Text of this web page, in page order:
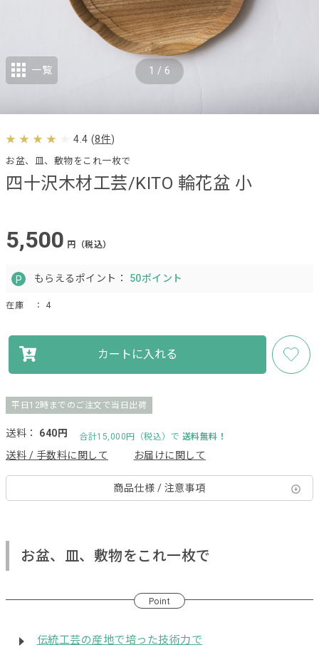
四十沢木材工芸/KITO 輪花盆 小
お盆、皿、敷物をこれ一枚で
4.4 (8件)
5,500 円（税込）
もらえるポイント： 50ポイント
在庫 ： 4
カートに入れる
平日12時までのご注文で当日出荷
送料： 640円 合計15,000円（税込）で 送料無料！
送料 / 手数料に関して お届けに関して
商品仕様 / 注意事項
1 / 6
一覧
お盆、皿、敷物をこれ一枚で
Point
伝統工芸の産地で培った技術力で